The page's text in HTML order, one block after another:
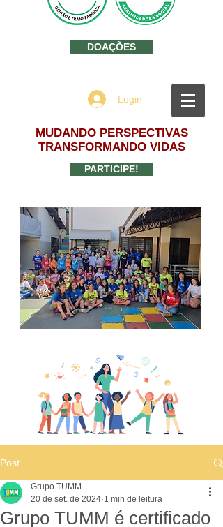
DOAÇÕES
Login
MUDANDO PERSPECTIVAS
TRANSFORMANDO VIDAS
PARTICIPE!
Post
Grupo TUMM é certificado
Grupo TUMM
20 de set. de 2024 1 min de leitura